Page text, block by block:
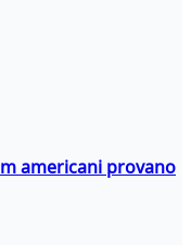
americani provano